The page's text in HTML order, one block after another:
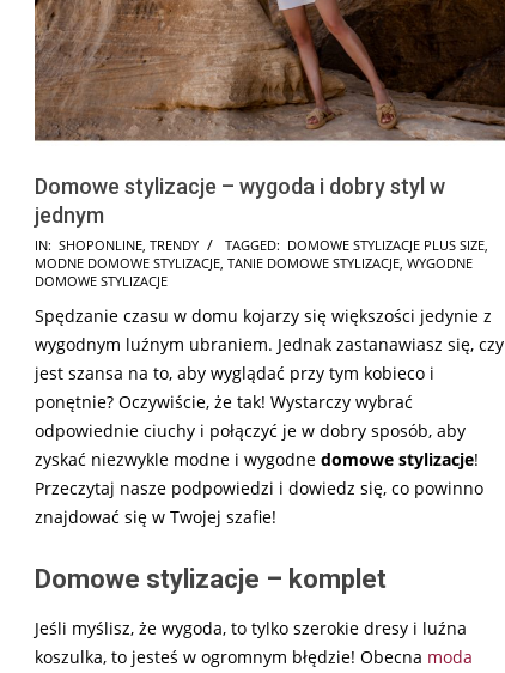
Domowe stylizacje – wygoda i dobry styl w
jednym
2025-
02-
IN: SHOPONLINE, TRENDY TAGGED: DOMOWE STYLIZACJE PLUS SIZE,
MODNE DOMOWE STYLIZACJE, TANIE DOMOWE STYLIZACJE, WYGODNE
DOMOWE STYLIZACJE
Spędzanie czasu w domu kojarzy się większości jedynie z
wygodnym luźnym ubraniem. Jednak zastanawiasz się, czy
jest szansa na to, aby wyglądać przy tym kobieco i
ponętnie? Oczywiście, że tak! Wystarczy wybrać
odpowiednie ciuchy i połączyć je w dobry sposób, aby
zyskać niezwykle modne i wygodne domowe stylizacje!
Przeczytaj nasze podpowiedzi i dowiedz się, co powinno
znajdować się w Twojej szafie!
Domowe stylizacje – komplet
Jeśli myślisz, że wygoda, to tylko szerokie dresy i luźna
koszulka, to jesteś w ogromnym błędzie! Obecna moda